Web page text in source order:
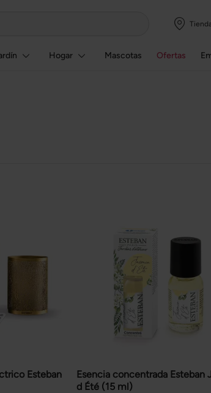
Hogar Mascotas Ofertas
Esteban
Esencia concentrada Esteban
d Été (15 ml)